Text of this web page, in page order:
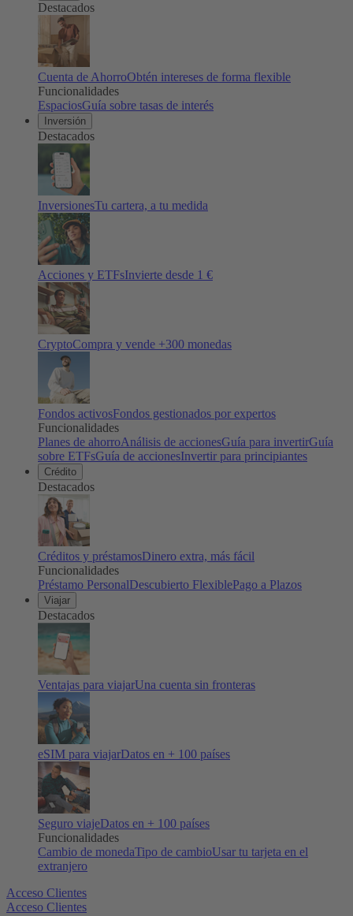
Destacados
Cuenta de AhorroObtén intereses de forma flexible
Funcionalidades
EspaciosGuía sobre tasas de interés
Inversión
Destacados
InversionesTu cartera, a tu medida
Acciones y ETFsInvierte desde 1 €
CryptoCompra y vende +300 monedas
Fondos activosFondos gestionados por expertos
Funcionalidades
Planes de ahorroAnálisis de accionesGuía para invertirGuía
sobre ETFsGuía de accionesInvertir para principiantes
Crédito
Destacados
Créditos y préstamosDinero extra, más fácil
Funcionalidades
Préstamo PersonalDescubierto FlexiblePago a Plazos
Viajar
Destacados
Ventajas para viajarUna cuenta sin fronteras
eSIM para viajarDatos en + 100 países
Seguro viajeDatos en + 100 países
Funcionalidades
Cambio de monedaTipo de cambioUsar tu tarjeta en el
extranjero
Acceso Clientes
Acceso Clientes